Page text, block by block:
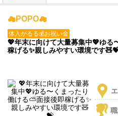
この機会にぜひご応募ください✨
☁POPO☁
体入がるる💰お祝い金
💖年末に向けて大量募集中💖ゆる
稼げる✨️親しみやすい環境です